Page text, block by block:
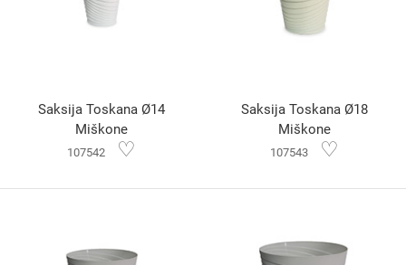
Saksija Toskana Ø14
Miškone
107542 ♡
Saksija Toskana Ø18
Miškone
107543 ♡